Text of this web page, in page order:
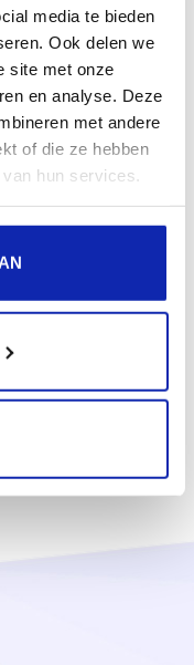
media te bieden
Ook delen we
site met onze
en analyse. Deze
met andere
of die ze hebben
hun services.